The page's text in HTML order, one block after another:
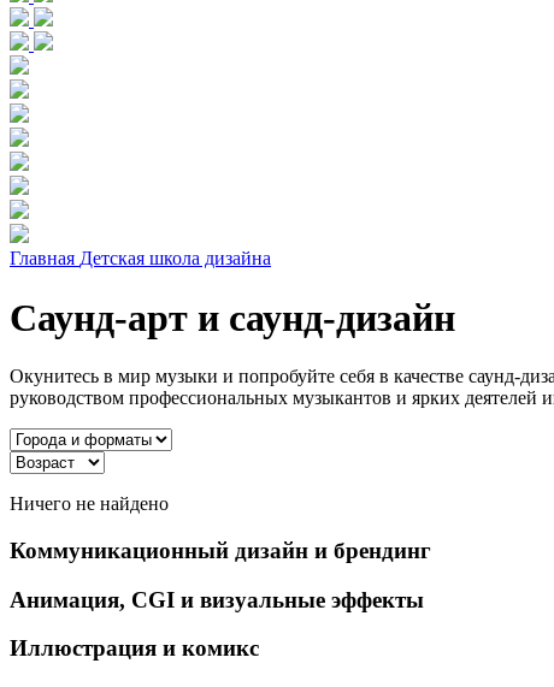
Главная Детская школа дизайна
Саунд-арт и саунд-дизайн
Окунитесь в мир музыки и попробуйте себя в качестве саунд-
руководством профессиональных музыкантов и ярких деятелей
Ничего не найдено
Коммуникационный дизайн и брендинг
Анимация, CGI и визуальные эффекты
Иллюстрация и комикс